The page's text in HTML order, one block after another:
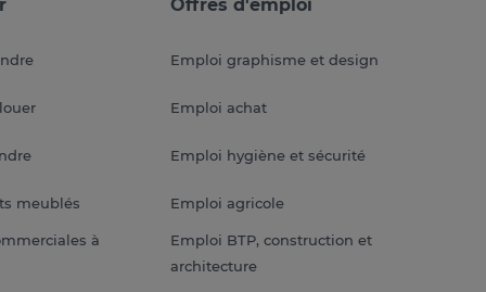
meublés
à
Offres d'emploi
Emploi graphisme et design
Emploi achat
Emploi hygiène et sécurité
Emploi agricole
Emploi BTP, construction et
architecture